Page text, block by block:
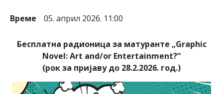
Време 05. април 2026. 11:00
Бесплатна радионица за матуранте „Graphic
Novel: Art and/or Entertainment?“
(рок за пријаву до 28.2.2026. год.)